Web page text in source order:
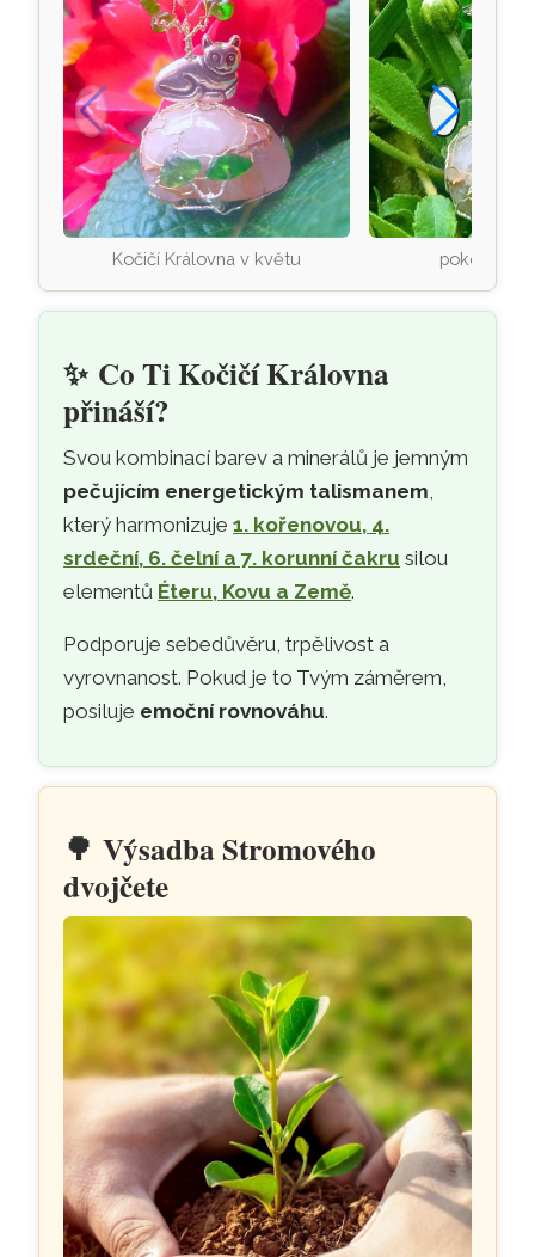
Kočičí Královna v květu pokojně
✨ Co Ti Kočičí Královna
přináší?
Svou kombinací barev a minerálů je jemným
pečujícím energetickým talismanem
který harmonizuje1. kořenovou, 4.
srdeční, 6. čelní a 7. korunní čakru silou
elementů Éteru, Kovu a Země.
Podporuje sebedůvěru, trpělivost a
vyrovnanost. Pokud je to Tvým záměrem,
posiluje emoční rovnováhu.
🌳Výsadba Stromového
dvojčete